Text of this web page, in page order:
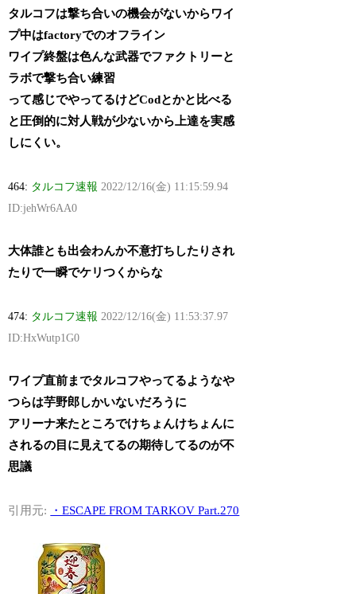
タルコフは撃ち合いの機会がないからワイ
プ中はfactoryでのオフライン
ワイプ終盤は色んな武器でファクトリーと
ラボで撃ち合い練習
って感じでやってるけどCodとかと比べる
と圧倒的に対人戦が少ないから上達を実感
しにくい。
464: タルコフ速報 2022/12/16(金) 11:15:59.94
ID:jehWr6AA0
大体誰とも出会わんか不意打ちしたりされ
たりで一瞬でケリつくからな
474: タルコフ速報 2022/12/16(金) 11:53:37.97
ID:HxWutp1G0
ワイプ直前までタルコフやってるようなや
つらは芋野郎しかいないだろうに
アリーナ来たところでけちょんけちょんに
されるの目に見えてるの期待してるのが不
思議
引用元: ・ESCAPE FROM TARKOV Part.270